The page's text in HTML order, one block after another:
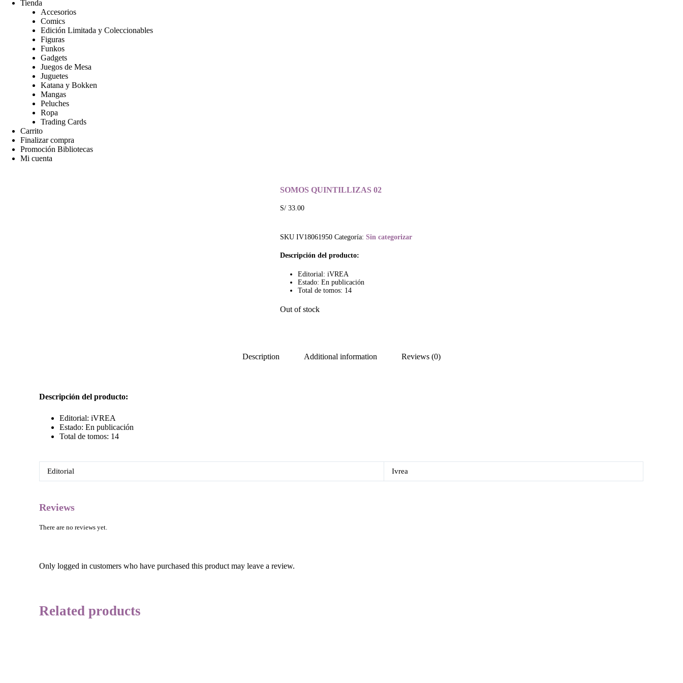
Tienda
Accesorios
Comics
Edición Limitada y Coleccionables
Figuras
Funkos
Gadgets
Juegos de Mesa
Juguetes
Katana y Bokken
Mangas
Peluches
Ropa
Trading Cards
Carrito
Finalizar compra
Promoción Bibliotecas
Mi cuenta
SOMOS QUINTILLIZAS 02
S/33.00
SKU IV18061950 Categoría: Sin categorizar
Descripción del producto:
Editorial: iVREA
Estado: En publicación
Total de tomos: 14
Out of stock
Description Additional information Reviews (0)
Descripción del producto:
Editorial: iVREA
Estado: En publicación
Total de tomos: 14
Editorial Ivrea
Reviews
There are no reviews yet.
Only logged in customers who have purchased this product may leave a review.
Related products